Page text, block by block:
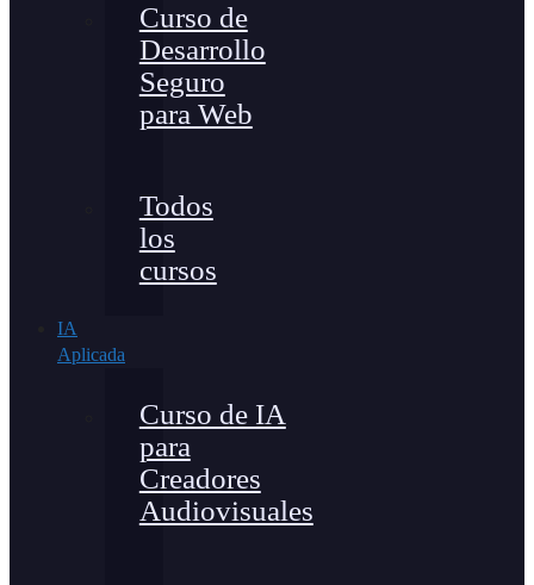
Curso de
Desarrollo
Seguro
para Web
Todos
los
cursos
IA
Aplicada
Curso de IA
para
Creadores
Audiovisuales